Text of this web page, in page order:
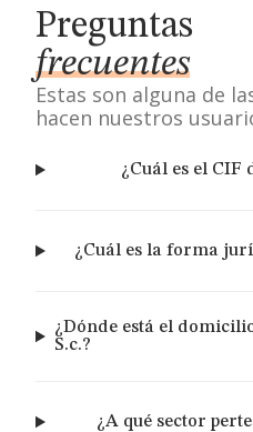
Preguntas
frecuentes
Estas son alguna de
hacen nuestros
¿Cuál es el CIF
¿Cuál es la forma
¿Dónde está el
S.c.?
¿A qué sector